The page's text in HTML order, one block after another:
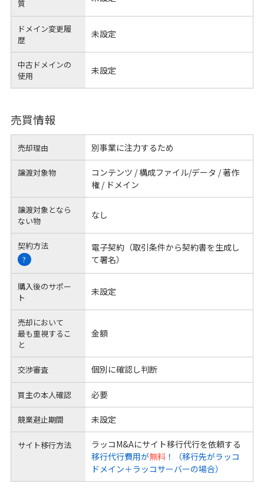
質
ドメイン変更履
歴
未設定
中古ドメインの
使用
未設定
売買情報
売却理由 別事業に注力するため
譲渡対象物
コンテンツ / 構成ファイル/データ / 著作
権 / ドメイン
譲渡対象となら
ない物
なし
契約方法
?
電子契約（取引条件から契約書を生成し
て署名）
購入後のサポー
ト
未設定
売却において
最も重視するこ
と
金額
交渉審査 個別に確認し判断
買主の本人確認 必要
競業避止期間 未設定
サイト移行方法
ラッコM&Aにサイト移行代行を依頼する
移行代行費用が無料！（移行先がラッコ
ドメイン＋ラッコサーバーの場合）